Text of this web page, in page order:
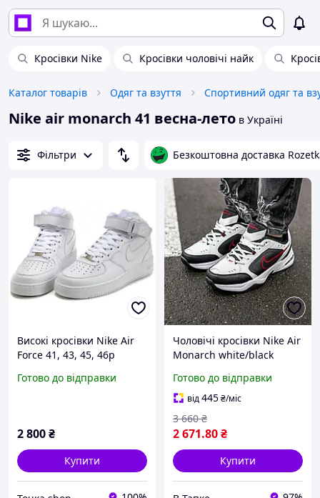
Кросівки Nike Кросівки чоловічі найк
Каталог товарів Одяг та взуття Спортивний одяг та
Nike air monarch 41 весна-лето в Україні
Фільтри Безкоштовна доставка
Високі кросівки Nike Air
Force 41, 43, 45, 46р
Готово до відправки
2 800₴
Купити
Чоловічі кросівки Nike Air
Monarch white/black
весна-осінь Y11808М
Готово до відправки
від445₴/міс
2 671.80₴
3 660 ₴
Купити